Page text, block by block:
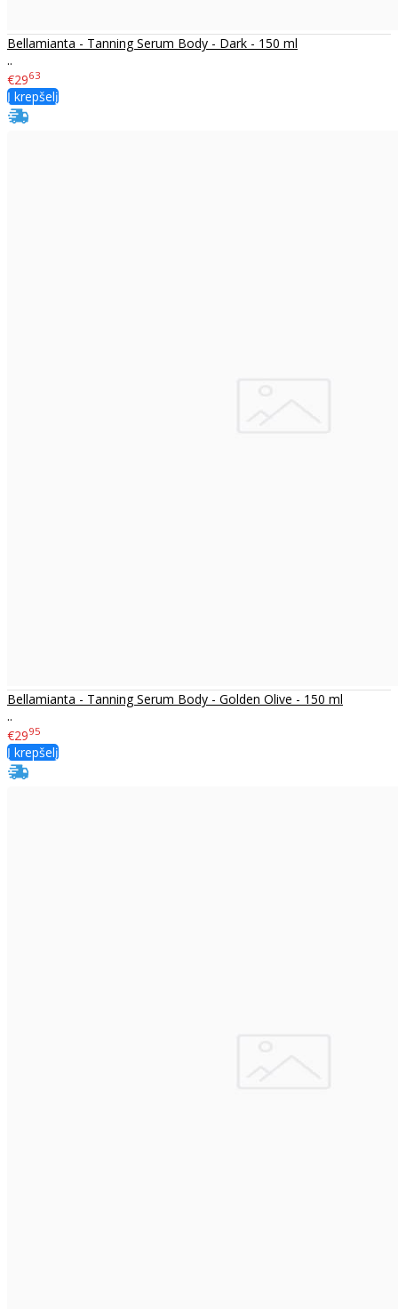
Bellamianta - Tanning Serum Body - Dark - 150 ml
..
€2963
Į krepšelį
Bellamianta - Tanning Serum Body - Golden Olive - 150 ml
..
€2995
Į krepšelį